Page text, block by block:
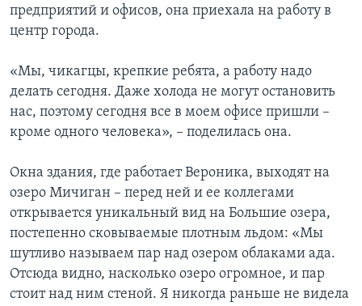
предприятий и офисов, она приехала на работу в
центр города.
«Мы, чикагцы, крепкие ребята, а работу надо
делать сегодня. Даже холода не могут остановить
нас, поэтому сегодня все в моем офисе пришли –
кроме одного человека», – поделилась она.
Окна здания, где работает Вероника, выходят на
озеро Мичиган – перед ней и ее коллегами
открывается уникальный вид на Большие озера,
постепенно сковываемые плотным льдом: «Мы
шутливо называем пар над озером облаками ада.
Отсюда видно, насколько озеро огромное, и пар
стоит над ним стеной. Я никогда раньше не видела